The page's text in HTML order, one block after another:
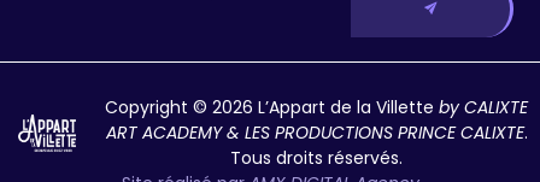
Copyright © 2026 L’Appart de la Villetteby CALIXTE
ART ACADEMY & LES PRODUCTIONS PRINCE CALIXTE.
Tous droits réservés.